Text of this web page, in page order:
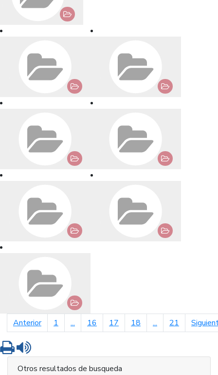
Anteriorpágina anterior
1 ... 16 17 18 ... 21
Imprimir
Otros resultados de busqueda